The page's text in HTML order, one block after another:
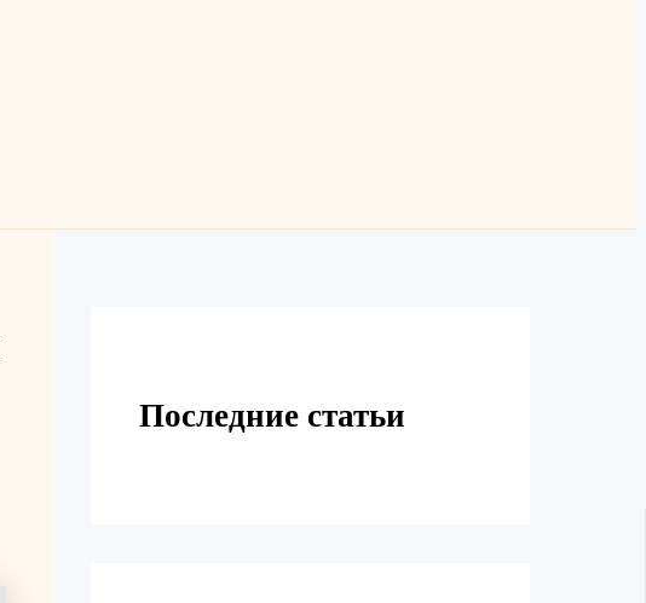
Последние статьи